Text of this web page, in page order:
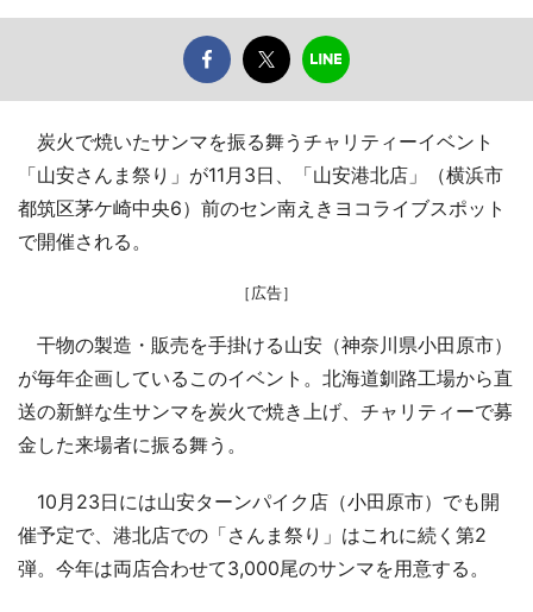
炭火で焼いたサンマを振る舞うチャリティーイベント
「山安さんま祭り」が11月3日、「山安港北店」（横浜市
都筑区茅ケ崎中央6）前のセン南えきヨコライブスポット
で開催される。
［広告］
干物の製造・販売を手掛ける山安（神奈川県小田原市）
が毎年企画しているこのイベント。北海道釧路工場から直
送の新鮮な生サンマを炭火で焼き上げ、チャリティーで募
金した来場者に振る舞う。
10月23日には山安ターンパイク店（小田原市）でも開
催予定で、港北店での「さんま祭り」はこれに続く第2
弾。今年は両店合わせて3,000尾のサンマを用意する。